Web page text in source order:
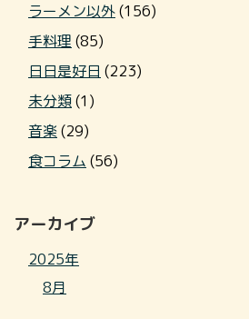
ラーメン以外(156)
手料理 (85)
日日是好日 (223)
未分類(1)
音楽(29)
食コラム (56)
アーカイブ
2025年
8月